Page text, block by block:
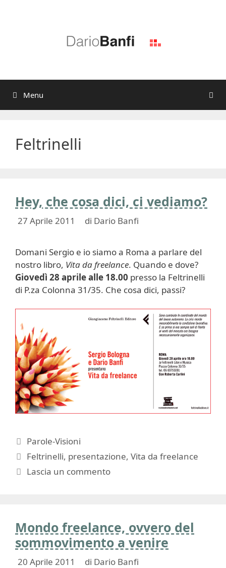
Menu
Feltrinelli
Hey, che cosa dici, ci vediamo?
27 Aprile 2011 di Dario Banfi
Domani Sergio e io siamo a Roma a parlare del
nostro libro, Vita da freelance. Quando e dove?
Giovedì 28 aprile alle 18.00 presso la Feltrinelli
di P.za Colonna 31/35. Che cosa dici, passi?
Categorie
Parole-Visioni
Tag
Feltrinelli, presentazione,Vita da freelance
Lascia un commento
Mondo freelance, ovvero del
sommovimento a venire
20 Aprile 2011 di Dario Banfi